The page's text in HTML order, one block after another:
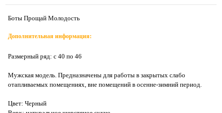
Боты Прощай Молодость
Дополнительная информация:
Размерный ряд: с 40 по 46
Мужская модель. Предназначены для работы в закрытых слабо
отапливаемых помещениях, вне помещений в осенне-зимний период.
Цвет: Черный